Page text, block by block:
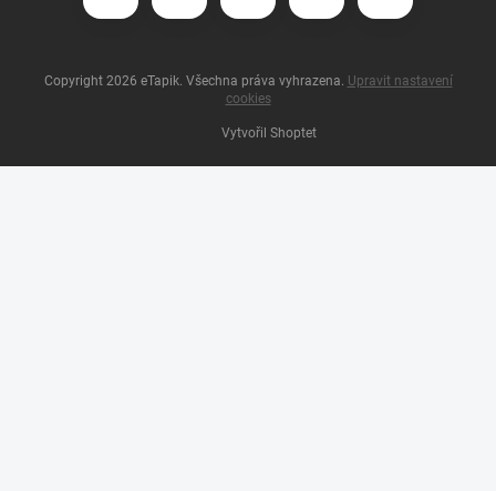
Vytvořil Shoptet
Copyright 2026 eTapik. Všechna práva vyhrazena. Upravit nastavení
cookies